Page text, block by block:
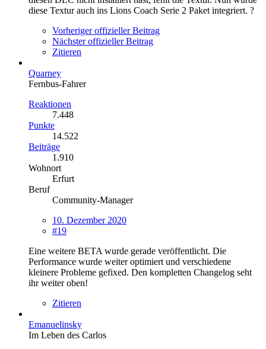
diese Textur auch ins Lions Coach Serie 2 Paket integriert. ?
Vorheriger offizieller Beitrag
Nächster offizieller Beitrag
Zitieren
Quarney
Fernbus-Fahrer
Reaktionen
7.448
Punkte
14.522
Beiträge
1.910
Wohnort
Erfurt
Beruf
Community-Manager
10. Dezember 2020
#19
Eine weitere BETA wurde gerade veröffentlicht. Die
Performance wurde weiter optimiert und verschiedene
kleinere Probleme gefixed. Den kompletten Changelog seht
ihr weiter oben!
Zitieren
Emanuelinsky
Im Leben des Carlos